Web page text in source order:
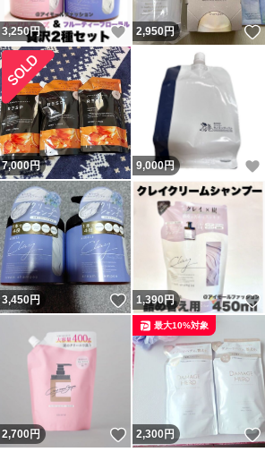
いいね！
3,250円 いいね！
2,950円
いね！
7,000円 9,000円
いね！
3,450円 いいね！
1,390円
いね！
2,700円 いいね！
2,300円
最大10%対象